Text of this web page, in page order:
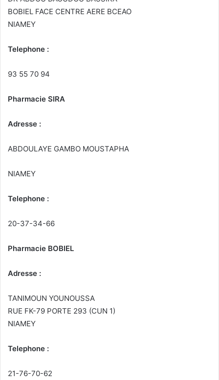
BOBIEL FACE CENTRE AERE BCEAO
NIAMEY
Telephone :
93 55 70 94
Pharmacie SIRA
Adresse :
ABDOULAYE GAMBO MOUSTAPHA
NIAMEY
Telephone :
20-37-34-66
Pharmacie BOBIEL
Adresse :
TANIMOUN YOUNOUSSA
RUE FK-79 PORTE 293 (CUN 1)
NIAMEY
Telephone :
21-76-70-62